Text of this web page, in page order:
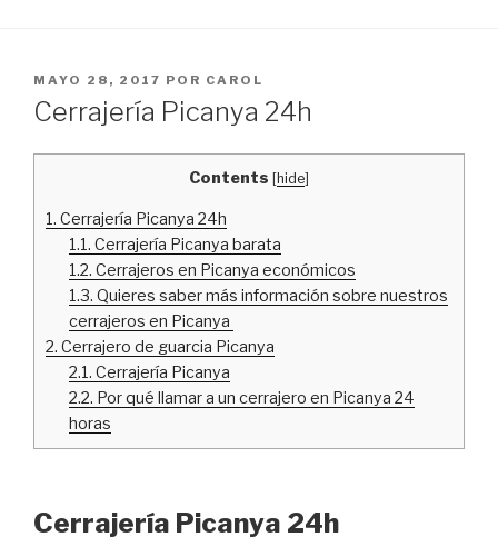
PUBLICADO
EL
MAYO 28, 2017 POR CAROL
Cerrajería Picanya 24h
Contents [hide]
1. Cerrajería Picanya 24h
1.1. Cerrajería Picanya barata
1.2. Cerrajeros en Picanya económicos
1.3. Quieres saber más información sobre nuestros
cerrajeros en Picanya
2. Cerrajero de guarcia Picanya
2.1. Cerrajería Picanya
2.2. Por qué llamar a un cerrajero en Picanya 24
horas
Cerrajería Picanya 24h